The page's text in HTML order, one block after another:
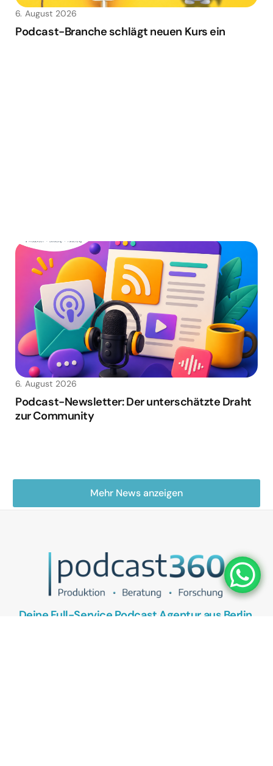
Podcast-Branche schlägt neuen Kurs ein
6. August 2026
Podcast-Newsletter: Der unterschätzte Draht
zur Community
6. August 2026
Mehr News anzeigen
Deine Full-Service Podcast Agentur aus Berlin.